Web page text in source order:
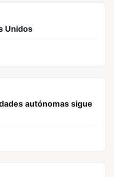
Unidos
autónomas sigue